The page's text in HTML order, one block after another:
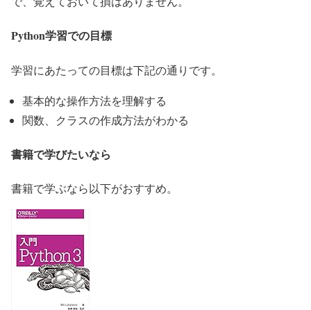
Python学習での目標
学習にあたっての目標は下記の通りです。
基本的な操作方法を理解する
関数、クラスの作成方法がわかる
書籍で学びたいなら
書籍で学ぶなら以下がおすすめ。